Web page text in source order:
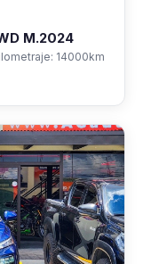
M.2024
14000km